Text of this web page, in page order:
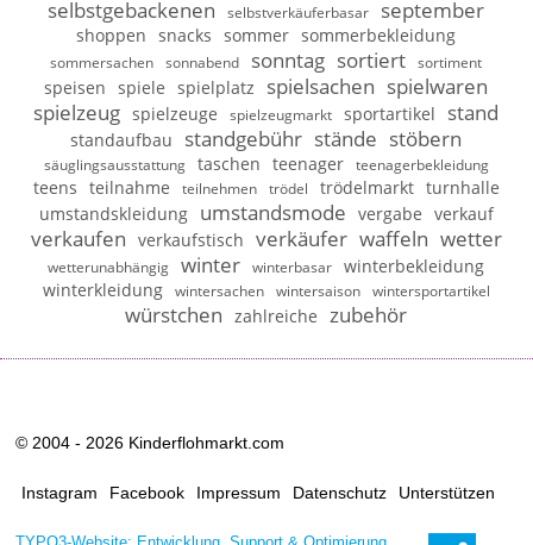
selbstgebackenen selbstverkäuferbasar september
shoppen snacks sommer sommerbekleidung
sommersachen sonnabend sonntag sortiert sortiment
speisen spiele spielplatz spielsachen spielwaren
spielzeug spielzeuge spielzeugmarkt sportartikel stand
standaufbau standgebühr stände stöbern
säuglingsausstattung taschen teenager teenagerbekleidung
teens teilnahme teilnehmen trödel trödelmarkt turnhalle
umstandskleidung umstandsmode vergabe verkauf
verkaufen verkaufstisch verkäufer waffeln wetter
wetterunabhängig winter winterbasar
winterbekleidung
winterkleidung
wintersachen wintersaison wintersportartikel
würstchen zahlreiche zubehör
© 2004 - 2026 Kinderflohmarkt.com
Instagram Facebook Impressum Datenschutz Unterstützen